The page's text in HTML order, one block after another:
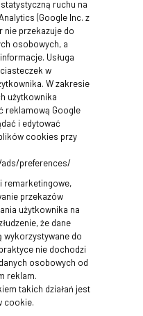
ruchu na
(Google Inc. z
nie przekazuje do
osobowych, a
Usługa
w
W zakresie
użytkownika
reklamową Google
i edytować
cookies przy
preferences/
remarketingowe,
przekazów
użytkownika na
że dane
wykorzystywane do
nie dochodzi
osobowych od
reklam.
takich działań jest
cookie.